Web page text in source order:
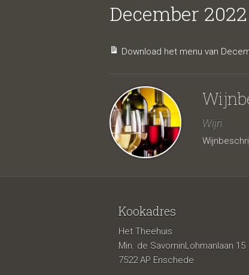
December 2022
Download het menu van
Wijn
Kookadres
Het Theehuis
Min. de SavorninLohmanlaan 15
7522 AP Enschede